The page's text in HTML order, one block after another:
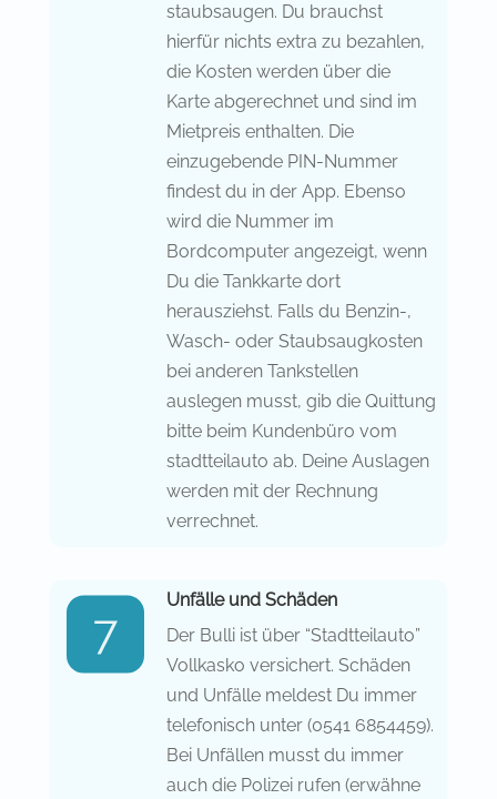
staubsaugen. Du brauchst
hierfür nichts extra zu bezahlen,
die Kosten werden über die
Karte abgerechnet und sind im
Mietpreis enthalten. Die
einzugebende PIN-Nummer
findest du in der App. Ebenso
wird die Nummer im
Bordcomputer angezeigt, wenn
Du die Tankkarte dort
herausziehst. Falls du Benzin-,
Wasch- oder Staubsaugkosten
bei anderen Tankstellen
auslegen musst, gib die Quittung
bitte beim Kundenbüro vom
stadtteilauto ab. Deine Auslagen
werden mit der Rechnung
verrechnet.
Unfälle und Schäden
Der Bulli ist über “Stadtteilauto”
Vollkasko versichert. Schäden
und Unfälle meldest Du immer
telefonisch unter (0541 6854459).
Bei Unfällen musst du immer
auch die Polizei rufen (erwähne